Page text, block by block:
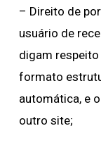
– Direito de
usuário de
digam
formato
automática, e
outro site;